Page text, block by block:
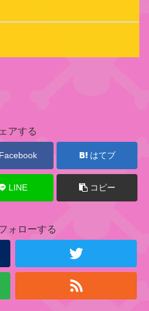
アする
Facebook はてブ
LINE コピー
ォローする